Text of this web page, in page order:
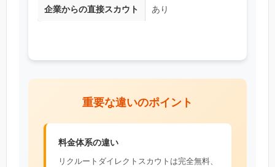
企業からの直接スカウト あり
重要な違いのポイント
料金体系の違い
リクルートダイレクトスカウトは完全無料、